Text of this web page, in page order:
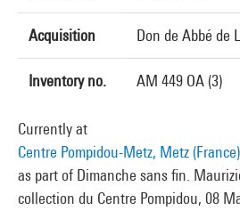
Acquisition Don de Abbé de
Inventory no. AM 449 OA (3)
Currently at
Centre Pompidou-Metz, Metz (France)
as part of Dimanche sans fin.
collection du Centre Pompidou, 08